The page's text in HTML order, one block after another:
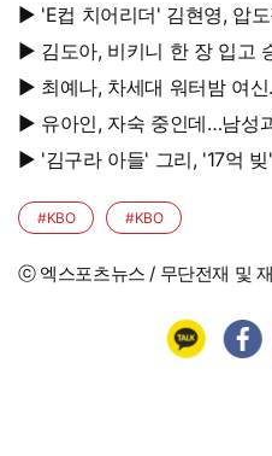
▶ 'E컵 치어리더' 김현영, 압도적 글래머…등장만으로 팬들
초토화
▶ 김도아, 비키니 한 장 입
▶ 최예나, 차세대 워터밤 여신…과감한 스타일링에 "감다살"
반응 폭발
▶ 유아인, 자숙 중인데…남
▶ '김구라 아들' 그리, '17억 빚' 친엄마 홀로 챙겼다…"나밖에
#KBO #KBO
ⓒ 엑스포츠뉴스 / 무단전재 및